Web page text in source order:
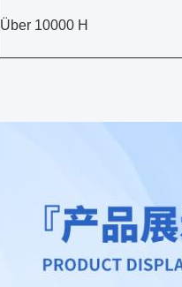
Über 10000 H